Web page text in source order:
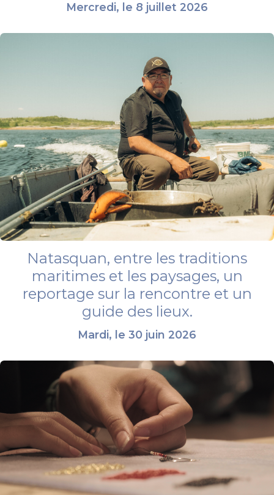
Mercredi, le 8 juillet 2026
Natasquan, entre les traditions
maritimes et les paysages, un
reportage sur la rencontre et un
guide des lieux.
Mardi, le 30 juin 2026